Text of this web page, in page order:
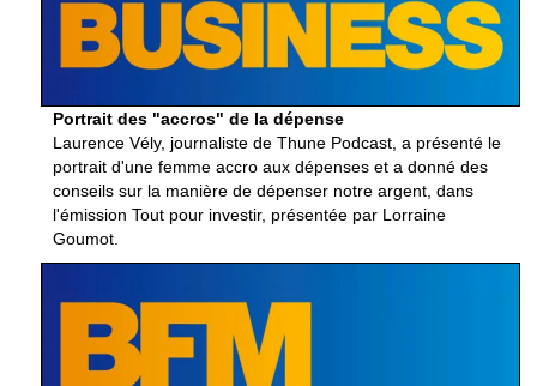
Portrait des "accros" de la dépense
Laurence Vély, journaliste de Thune Podcast, a présenté le
portrait d'une femme accro aux dépenses et a donné des
conseils sur la manière de dépenser notre argent, dans
l'émission Tout pour investir, présentée par Lorraine
Goumot.